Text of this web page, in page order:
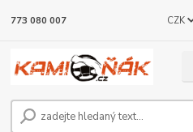
CZK
773 080 007